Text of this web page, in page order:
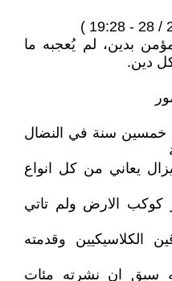
بدين، لم يُعجبه ما
دين.
سنة في النضال
يعاني من كل انواع
الارض ولم تاتي
الكلاسيكيين وقدمته
سبق ان نشرته مئات